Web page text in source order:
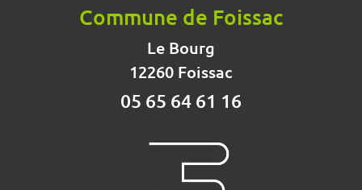
Commune de Foissac
Le Bourg
12260 Foissac
05 65 64 61 16